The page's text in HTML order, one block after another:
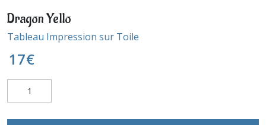
Dragon Yello
Tableau Impression sur Toile
17€